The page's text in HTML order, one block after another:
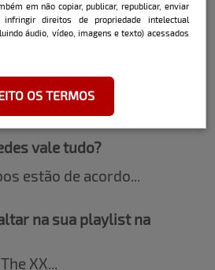
ou série que você
manhã, meu filme
Mulher”, série “Coisa
vale tudo?
estão de acordo...
na sua playlist na
XX...
em não copiar, publicar, republicar, enviar
direitos de propriedade intelectual
áudio, vídeo, imagens e texto) acessados
OS TERMOS